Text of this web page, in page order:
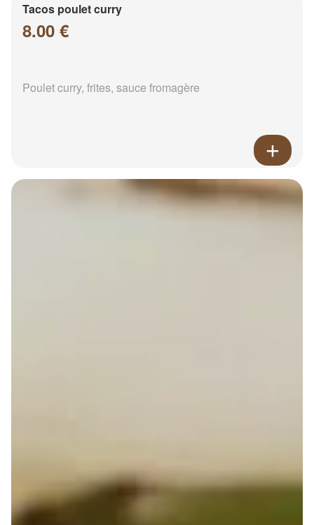
Tacos poulet curry
8.00 €
Poulet curry, frites, sauce fromagère